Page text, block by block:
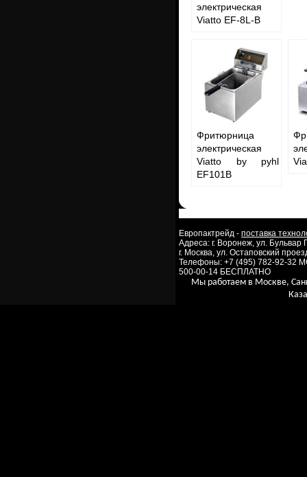
электрическая
Viatto EF-8L-B
Фритюрница
электрическая
Viatto by pyhl
EF101B
Европактрейд - поставка
Адреса: г. Воронеж, ул.
г. Москва, ул. Остаповский
Телефоны: +7 (495) 782-92-32
500-00-14 БЕСПЛАТНО
Мы работаем в Москве,